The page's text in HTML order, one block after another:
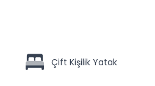
Çift Kişilik Yatak